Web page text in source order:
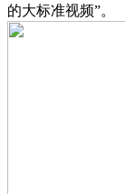
的大标准视频”。